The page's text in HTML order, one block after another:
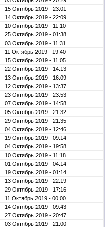
15 Октябрь 2019 - 23:01
14 Октябрь 2019 - 22:09
10 Октябрь 2019 - 11:10
25 Октябрь 2019 - 01:38
03 Октябрь 2019 - 11:31
11 Октябрь 2019 - 19:40
15 Октябрь 2019 - 11:05
22 Октябрь 2019 - 14:13
13 Октябрь 2019 - 16:09
12 Октябрь 2019 - 13:37
23 Октябрь 2019 - 23:53
07 Октябрь 2019 - 14:58
05 Октябрь 2019 - 21:32
29 Октябрь 2019 - 21:35
04 Октябрь 2019 - 12:46
19 Октябрь 2019 - 09:14
04 Октябрь 2019 - 19:58
10 Октябрь 2019 - 11:18
01 Октябрь 2019 - 04:14
19 Октябрь 2019 - 01:14
13 Октябрь 2019 - 22:19
29 Октябрь 2019 - 17:16
11 Октябрь 2019 - 00:00
14 Октябрь 2019 - 09:43
27 Октябрь 2019 - 20:47
03 Октябрь 2019 - 21:00